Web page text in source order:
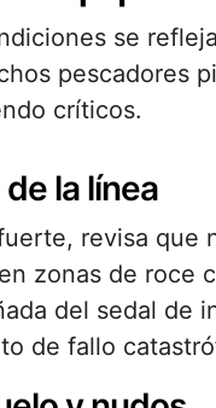
se
pescadores
críticos.
la línea
revisa que
zonas de roce
del sedal de
de fallo